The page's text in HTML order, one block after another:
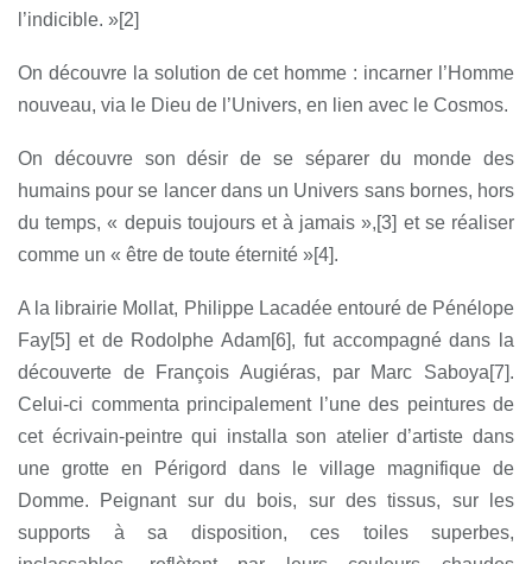
l’indicible. »[2]
On découvre la solution de cet homme : incarner l’Homme
nouveau, via le Dieu de l’Univers, en lien avec le Cosmos.
On découvre son désir de se séparer du monde des
humains pour se lancer dans un Univers sans bornes, hors
du temps, « depuis toujours et à jamais »,[3] et se réaliser
comme un « être de toute éternité »[4].
A la librairie Mollat, Philippe Lacadée entouré de Pénélope
Fay[5] et de Rodolphe Adam[6], fut accompagné dans la
découverte de François Augiéras, par Marc Saboya[7].
Celui-ci commenta principalement l’une des peintures de
cet écrivain-peintre qui installa son atelier d’artiste dans
une grotte en Périgord dans le village magnifique de
Domme. Peignant sur du bois, sur des tissus, sur les
supports à sa disposition, ces toiles superbes,